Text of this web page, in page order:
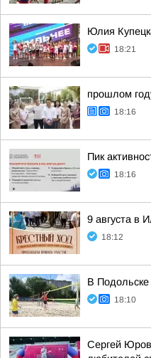
Юлия
18:21
прошлом
18:16
Пик
18:16
9 августа в
18:12
В
18:10
Сергей